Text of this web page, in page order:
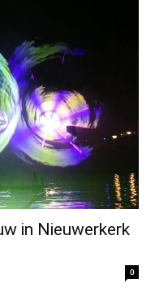
in Nieuwerkerk
0